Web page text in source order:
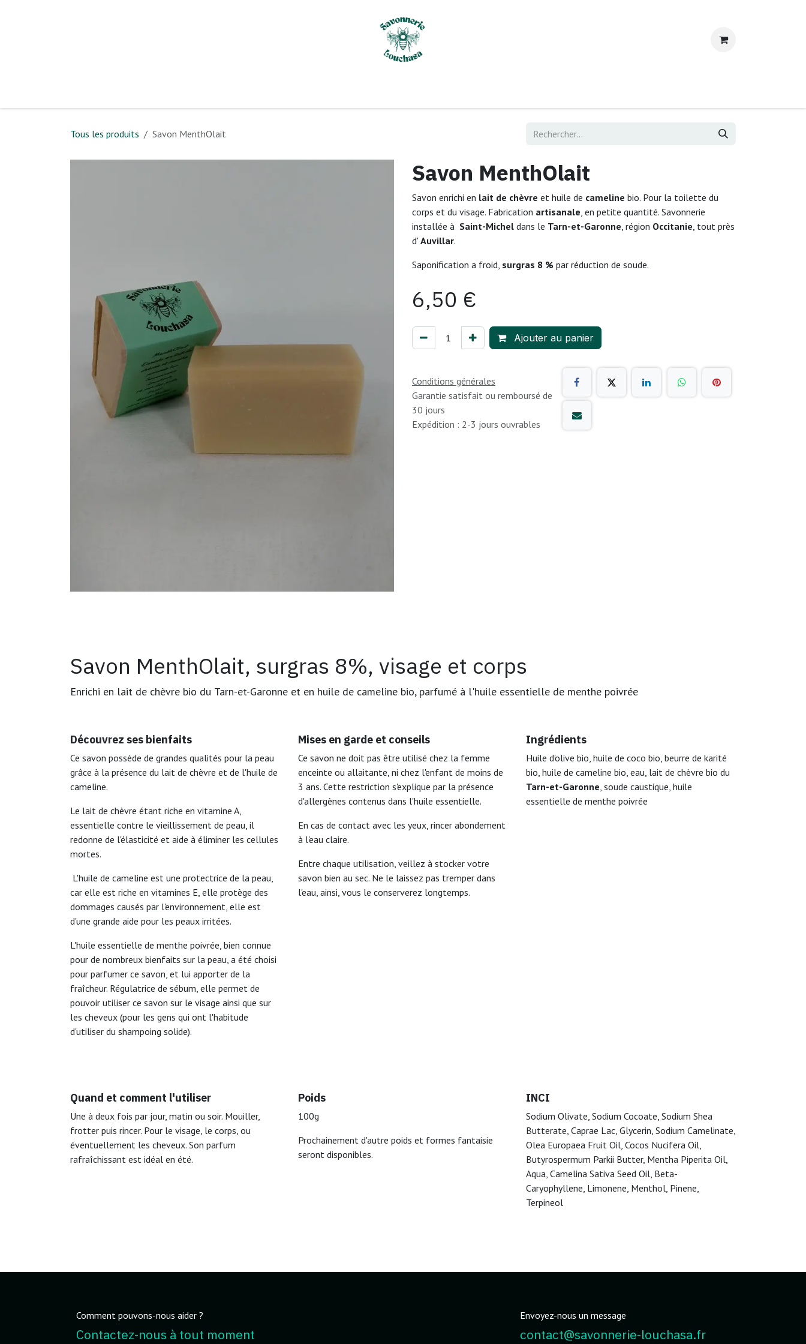
Tous les produits Savon MenthOlait
Savon MenthOlait
Savon enrichi en lait de chèvre et huile de cameline bio. Pour la toilette du
corps et du visage. Fabrication artisanale, en petite quantité. Savonnerie
installée à Saint-Michel dans le Tarn-et-Garonne, région Occitanie, tout près
d'Auvillar.
Saponification a froid, surgras 8 % par réduction de soude.
6,50 €
Ajouter au panier
Conditions générales
Garantie satisfait ou remboursé de
30 jours
Expédition : 2-3 jours ouvrables
Savon MenthOlait, surgras 8%, visage et corps
Enrichi en lait de chèvre bio du Tarn-et-Garonne et en huile de cameline bio, parfumé à l'huile essentielle de menthe poivrée
Découvrez ses bienfaits
Ce savon possède de grandes qualités pour la peau
grâce à la présence du lait de chèvre et de l'huile de
cameline.
Le lait de chèvre étant riche en vitamine A,
essentielle contre le vieillissement de peau, il
redonne de l'élasticité et aide à éliminer les cellules
mortes.
L'huile de cameline est une protectrice de la peau,
car elle est riche en vitamines E, elle protège des
dommages causés par l'environnement, elle est
d'une grande aide pour les peaux irritées.
L'huile essentielle de menthe poivrée, bien connue
pour de nombreux bienfaits sur la peau, a été choisi
pour parfumer ce savon, et lui apporter de la
fraîcheur. Régulatrice de sébum, elle permet de
pouvoir utiliser ce savon sur le visage ainsi que sur
les cheveux (pour les gens qui ont l'habitude
d'utiliser du shampoing solide).
Mises en garde et conseils
Ce savon ne doit pas être utilisé chez la femme
enceinte ou allaitante, ni chez l'enfant de moins de
3 ans. Cette restriction s'explique par la présence
d'allergènes contenus dans l'huile essentielle.
En cas de contact avec les yeux, rincer abondement
à l'eau claire.
Entre chaque utilisation, veillez à stocker votre
savon bien au sec. Ne le laissez pas tremper dans
l'eau, ainsi, vous le conserverez longtemps.
Ingrédients
Huile d'olive bio, huile de coco bio, beurre de karité
bio, huile de cameline bio, eau, lait de chèvre bio du
Tarn-et-Garonne, soude caustique, huile
essentielle de menthe poivrée
Quand et comment l'utiliser
Une à deux fois par jour, matin ou soir. Mouiller,
frotter puis rincer. Pour le visage, le corps, ou
éventuellement les cheveux. Son parfum
rafraîchissant est idéal en été.
Poids
100g
Prochainement d'autre poids et formes fantaisie
seront disponibles.
INCI
Sodium Olivate, Sodium Cocoate, Sodium Shea
Butterate, Caprae Lac, Glycerin, Sodium Camelinate,
Olea Europaea Fruit Oil, Cocos Nucifera Oil,
Butyrospermum Parkii Butter, Mentha Piperita Oil,
Aqua, Camelina Sativa Seed Oil, Beta-
Caryophyllene, Limonene, Menthol, Pinene,
Terpineol
Comment pouvons-nous aider ?
Contactez-nous à tout moment
Envoyez-nous un message
contact@savonnerie-louchasa.fr